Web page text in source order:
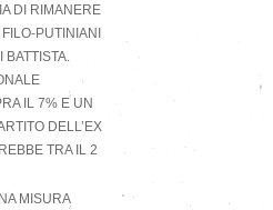
DI RIMANERE
PUTINIANI
BATTISTA.
IL 7% E UN
DELL’EX
TRA IL 2
MISURA